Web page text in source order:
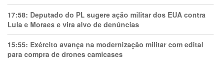
17:58: Deputado do PL sugere ação militar dos EUA contra
Lula e Moraes e vira alvo de denúncias
15:55: Exército avança na modernização militar com edital
para compra de drones camicases